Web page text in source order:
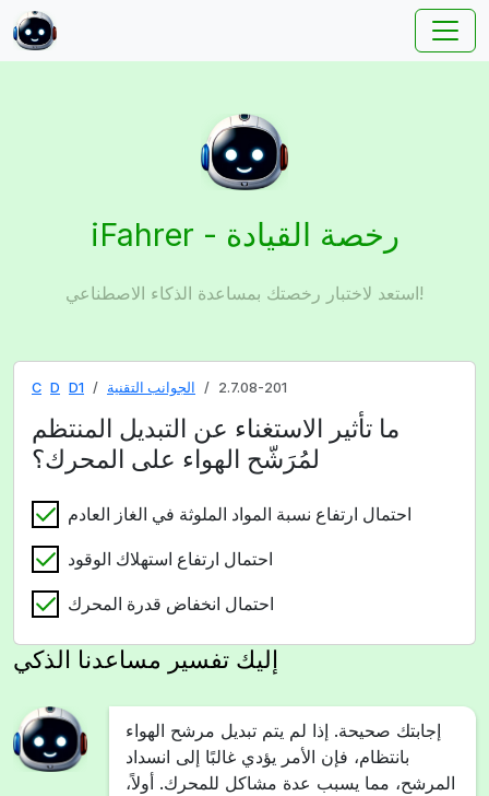
iFahrer - رخصة القيادة
استعد لاختبار رخصتك بمساعدة الذكاء الاصطناعي!
C D D1 الجوانب التقنية 2.7.08-201
ما تأثير الاستغناء عن التبديل المنتظم
لمُرَشّح الهواء على المحرك؟
احتمال ارتفاع نسبة المواد الملوثة في الغاز العادم
احتمال ارتفاع استهلاك الوقود
احتمال انخفاض قدرة المحرك
إليك تفسير مساعدنا الذكي
إجابتك صحيحة. إذا لم يتم تبديل مرشح الهواء
بانتظام، فإن الأمر يؤدي غالبًا إلى انسداد
المرشح، مما يسبب عدة مشاكل للمحرك. أولاً،